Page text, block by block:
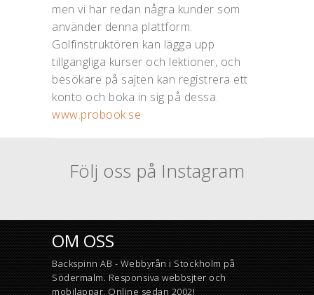
men vi har redan några kunder som
använder denna plattform.
Golfinstruktören kan lägga upp
tillgängliga kurser och lektioner, och
besökare på sajten kan registrera ett
konto och boka in sig på dessa.
www.probook.se
Följ oss på Instagram
OM OSS
Backspinn AB - Webbyrån i Stockholm på
Södermalm. Responsiva webbsjter och
mobilappar. Online sedan 2002!